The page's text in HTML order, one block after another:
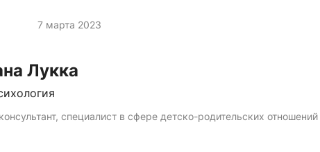
7 марта 2023
Лукка
специалист в сфере детско-родительских отношений